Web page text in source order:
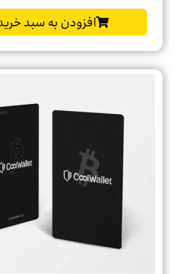
افزودن به سبد خرید